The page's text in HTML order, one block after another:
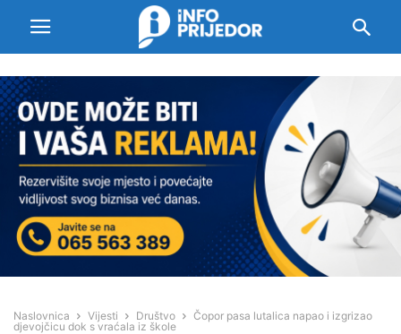
Naslovnica Vijesti Društvo
Čopor pasa lutalica napao i izgrizao
djevojčicu dok s vraćala iz škole